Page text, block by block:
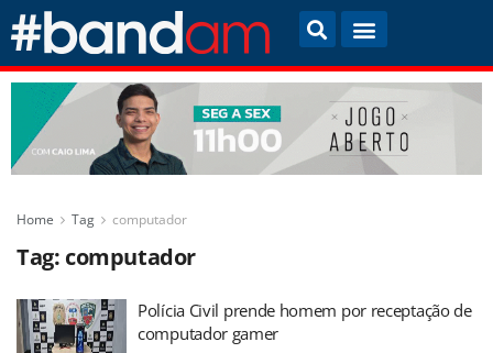
Home Tag computador
Tag: computador
Polícia Civil prende homem por receptação de
computador gamer